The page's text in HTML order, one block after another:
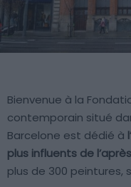
Bienvenue à la
contemporain situé
Barcelone est dédié à
plus influents de
plus de 300 peintures,